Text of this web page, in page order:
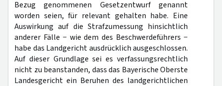
Bezug genommenen Gesetzentwurf genannt
worden seien, für relevant gehalten habe. Eine
Auswirkung auf die Strafzumessung hinsichtlich
anderer Fälle − wie dem des Beschwerdeführers −
habe das Landgericht ausdrücklich ausgeschlossen.
Auf dieser Grundlage sei es verfassungsrechtlich
nicht zu beanstanden, dass das Bayerische Oberste
Landesgericht ein Beruhen des landgerichtlichen